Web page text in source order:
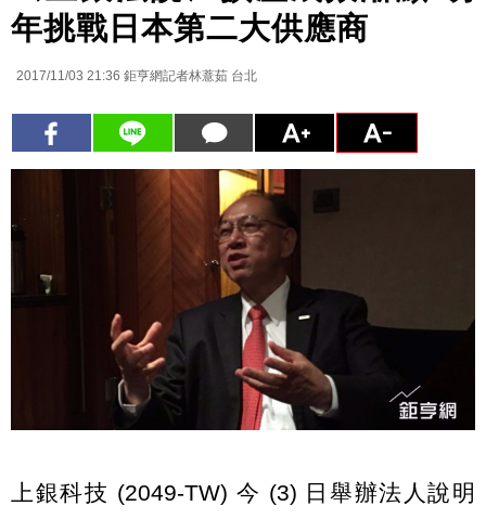
年挑戰日本第二大供應商
2017/11/03 21:36 鉅亨網記者林薏茹 台北
上銀科技 (2049-TW) 今 (3) 日舉辦法人說明